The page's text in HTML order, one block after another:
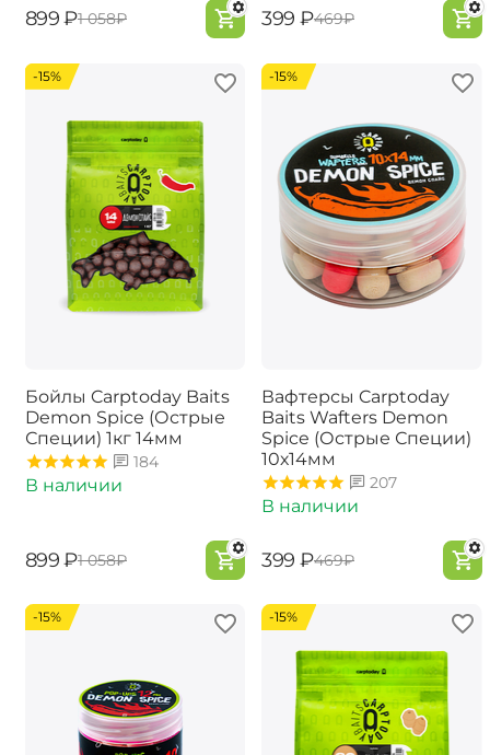
‍899‍ ₽‍1 058‍₽ ‍399‍ ₽‍469‍₽
-15%
Бойлы Carptoday Baits
Demon Spice (Острые
Специи) 1кг 14мм
184
В наличии
‍899‍ ₽‍1 058‍₽
-15%
Вафтерсы Carptoday
Baits Wafters Demon
Spice (Острые Специи)
10х14мм
207
В наличии
‍399‍ ₽‍469‍₽
-15% -15%